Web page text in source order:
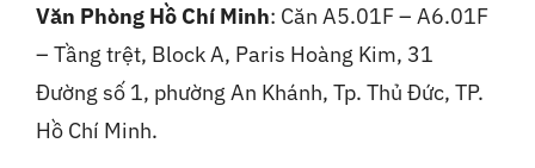
Văn Phòng Hồ Chí Minh: Căn A5.01F – A6.01F
– Tầng trệt, Block A, Paris Hoàng Kim, 31
Đường số 1, phường An Khánh, Tp. Thủ Đức, TP.
Hồ Chí Minh.